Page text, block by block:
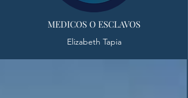
MEDICOS O ESCLAVOS
Elizabeth Tapia